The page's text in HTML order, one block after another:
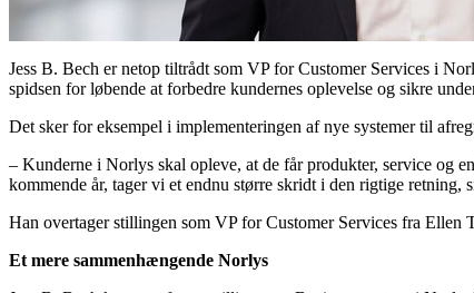
Jess B. Bech er netop tiltrådt som VP for Customer Services i
spidsen for løbende at forbedre kundernes oplevelse og sikre
Det sker for eksempel i implementeringen af nye systemer til
– Kunderne i Norlys skal opleve, at de får produkter, service og
kommende år, tager vi et endnu større skridt i den rigtige retning,
Han overtager stillingen som VP for Customer Services fra Ellen
Et mere sammenhængende Norlys